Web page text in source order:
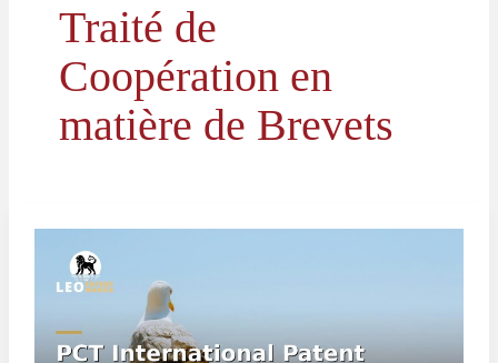
Traité de
Coopération en
matière de Brevets
Brevet
PCT